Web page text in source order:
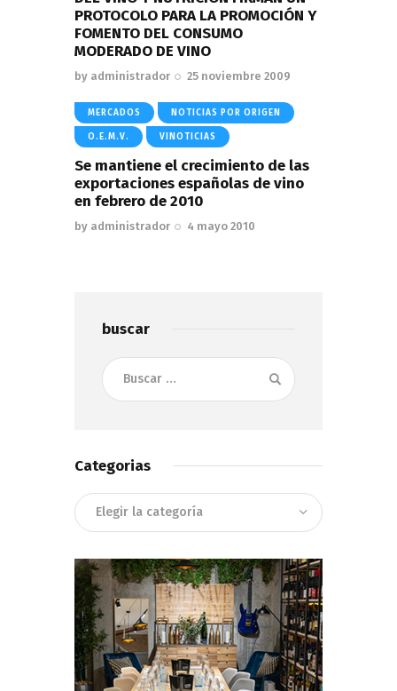
PROTOCOLO PARA LA PROMOCIÓN Y
FOMENTO DEL CONSUMO
MODERADO DE VINO
by administrador 25 noviembre 2009
MERCADOS NOTICIAS POR ORIGEN
O.E.M.V. VINOTICIAS
Se mantiene el crecimiento de las
exportaciones españolas de vino
en febrero de 2010
by administrador 4 mayo 2010
buscar
Buscar:
Categorias
Categorias